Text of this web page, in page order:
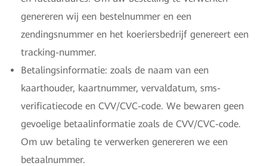
genereren wij een bestelnummer en een
zendingsnummer en het koeriersbedrijf genereert een
tracking-nummer.
Betalingsinformatie: zoals de naam van een
kaarthouder, kaartnummer, vervaldatum, sms-
verificatiecode en CVV/CVC-code. We bewaren geen
gevoelige betaalinformatie zoals de CVV/CVC-code.
Om uw betaling te verwerken genereren we een
betaalnummer.